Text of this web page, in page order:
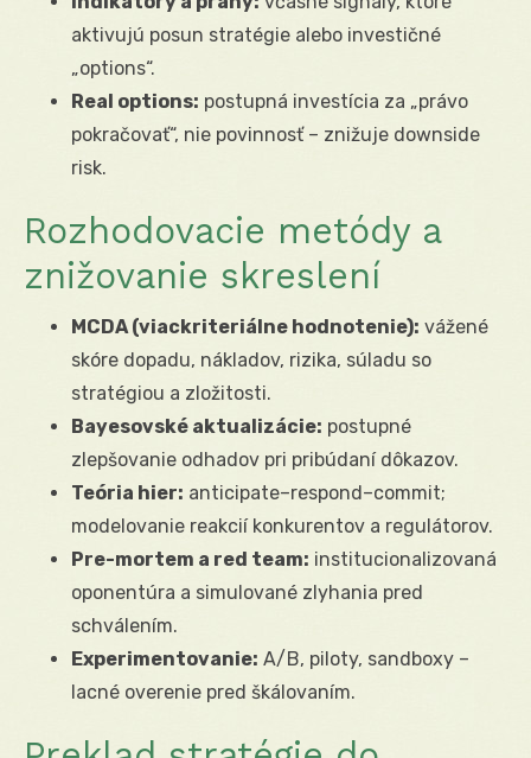
aktivujú posun stratégie alebo investičné
„options“.
Real options: postupná investícia za „právo
pokračovať“, nie povinnosť – znižuje downside
risk.
Rozhodovacie metódy a
znižovanie skreslení
MCDA (viackriteriálne hodnotenie): vážené
skóre dopadu, nákladov, rizika, súladu so
stratégiou a zložitosti.
Bayesovské aktualizácie: postupné
zlepšovanie odhadov pri pribúdaní dôkazov.
Teória hier: anticipate–respond–commit;
modelovanie reakcií konkurentov a regulátorov.
Pre-mortem a red team: institucionalizovaná
oponentúra a simulované zlyhania pred
schválením.
Experimentovanie: A/B, piloty, sandboxy –
lacné overenie pred škálovaním.